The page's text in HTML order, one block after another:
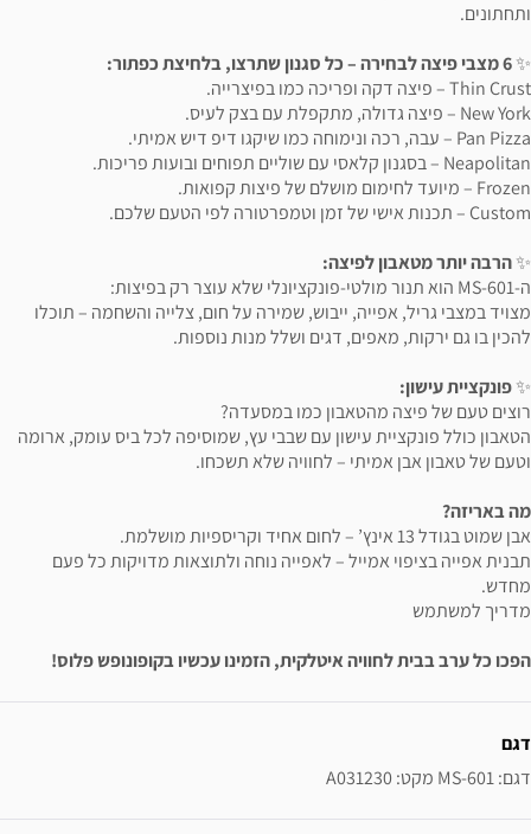
ותחתונים.
✨6 מצבי פיצה לבחירה – כל סגנון שתרצו, בלחיצת כפתור:
Thin Crust – פיצה דקה ופריכה כמו בפיצרייה.
New York – פיצה גדולה, מתקפלת עם בצק לעיס.
Pan Pizza – עבה, רכה ונימוחה כמו שיקגו דיפ דיש אמיתי.
Neapolitan – בסגנון קלאסי עם שוליים תפוחים ובועות פריכות.
Frozen – מיועד לחימום מושלם של פיצות קפואות.
Custom – תכנות אישי של זמן וטמפרטורה לפי הטעם שלכם.
✨הרבה יותר מטאבון לפיצה:
ה-MS-601 הוא תנור מולטי-פונקציונלי שלא עוצר רק בפיצות:
מצויד במצבי גריל, אפייה, ייבוש, שמירה על חום, צלייה והשחמה – תוכלו
להכין בו גם ירקות, מאפים, דגים ושלל מנות נוספות.
✨פונקציית עישון:
רוצים טעם של פיצה מהטאבון כמו במסעדה?
הטאבון כולל פונקציית עישון עם שבבי עץ, שמוסיפה לכל ביס עומק, ארומה
וטעם של טאבון אבן אמיתי – לחוויה שלא תשכחו.
מה באריזה?
אבן שמוט בגודל 13 אינץ’ – לחום אחיד וקריספיות מושלמת.
תבנית אפייה בציפוי אמייל – לאפייה נוחה ולתוצאות מדויקות כל פעם
מחדש.
מדריך למשתמש
הפכו כל ערב בבית לחוויה איטלקית,הזמינו עכשיו בקופונופש פלוס!
דגם
דגם: MS-601 מקט: A031230